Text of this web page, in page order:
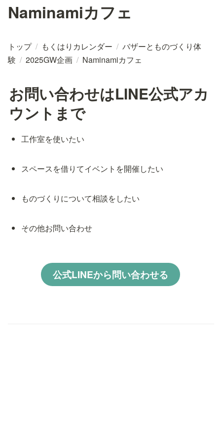
Naminamiカフェ
トップ / もくはりカレンダー / バザーとものづくり体
験 / 2025GW企画 / Naminamiカフェ
お問い合わせはLINE公式アカ
ウントまで
工作室を使いたい
スペースを借りてイベントを開催したい
ものづくりについて相談をしたい
その他お問い合わせ
公式LINEから問い合わせる